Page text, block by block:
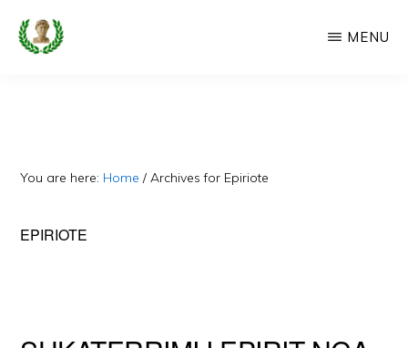
Skip
Faqe
Dedikuar
MENU
You are here: Home / Archives for Epiriote
EPIRIOTE